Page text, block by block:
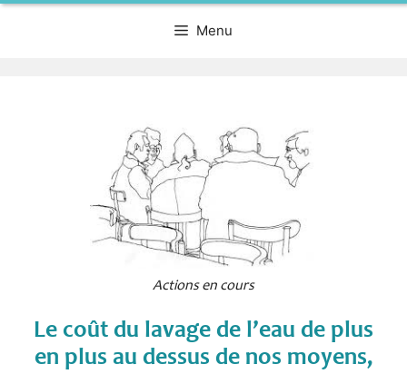
Menu
Actions en cours
Le coût du lavage de l’eau de plus
en plus au dessus de nos moyens,